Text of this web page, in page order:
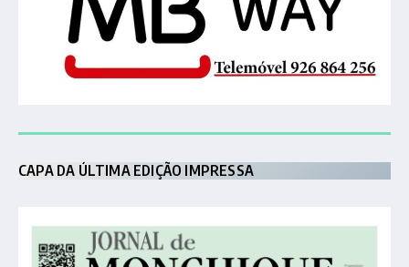
CAPA DA ÚLTIMA EDIÇÃO IMPRESSA